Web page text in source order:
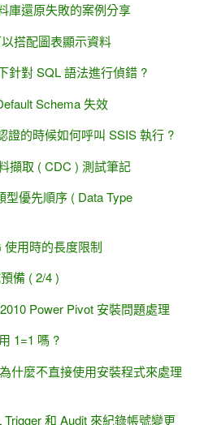
庫還原失敗的案例分享
搭配圖表顯示資料
針對 SQL 語法進行偵錯 ?
Schema 失效
證的時候如何呼叫 SSIS 執行 ?
擷取 ( CDC ) 測試筆記
型優先順序 ( Data Type
使用時的長度限制
備 ( 2/4 )
Power Pivot 安裝問題處理
1=1 嗎 ?
什麼不直接使用安裝程式來處理
和 Audit 來紀錄帳號變更